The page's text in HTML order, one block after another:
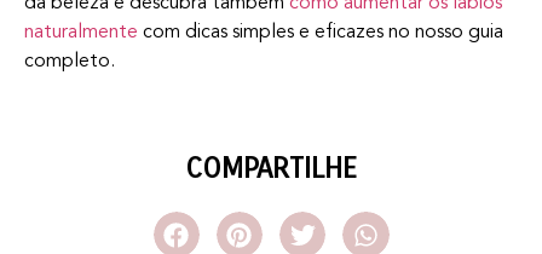
naturalmente com dicas simples e eficazes no nosso guia
completo.
COMPARTILHE